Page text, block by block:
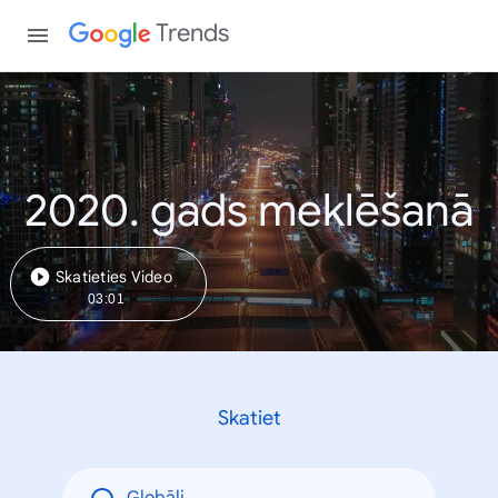
Trends
2020. gads meklēšanā
Skatieties Video
03:01
Skatiet